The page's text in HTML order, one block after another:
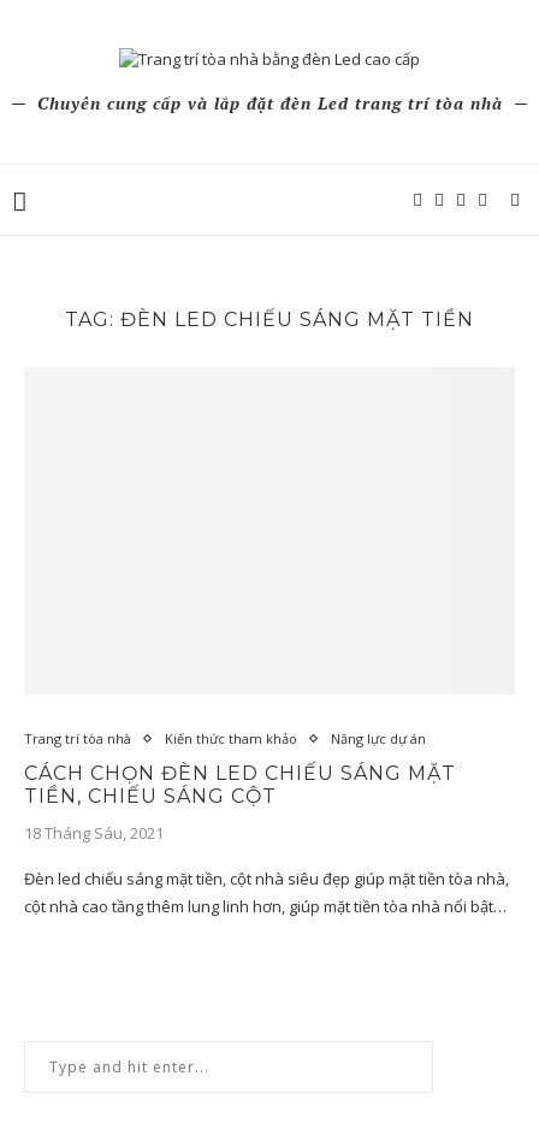
Chuyên cung cấp và lắp đặt đèn Led trang trí tòa nhà
TAG: ĐÈN LED CHIẾU SÁNG MẶT TIỀN
Trang trí tòa nhà Kiến thức tham khảo Năng lực dự án
CÁCH CHỌN ĐÈN LED CHIẾU SÁNG MẶT
TIỀN, CHIẾU SÁNG CỘT
18 Tháng Sáu, 2021
Đèn led chiếu sáng mặt tiền, cột nhà siêu đẹp giúp mặt tiền tòa nhà,
cột nhà cao tầng thêm lung linh hơn, giúp mặt tiền tòa nhà nổi bật…